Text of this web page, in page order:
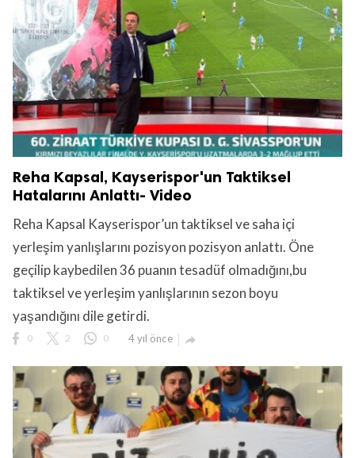
Reha Kapsal, Kayserispor'un Taktiksel
Hatalarını Anlattı- Video
Reha Kapsal Kayserispor’un taktiksel ve saha içi
yerleşim yanlışlarını pozisyon pozisyon anlattı. Öne
geçilip kaybedilen 36 puanın tesadüf olmadığını,bu
taktiksel ve yerleşim yanlışlarının sezon boyu
yaşandığını dile getirdi.
0 2 0 4 yıl önce 